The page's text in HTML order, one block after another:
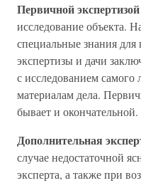
Первичной экспертизой
исследование объекта.
специальные знания для
экспертизы и дачи
с исследованием
материалам дела.
бывает и окончательной.
Дополнительная
случае недостаточной
эксперта, а также при